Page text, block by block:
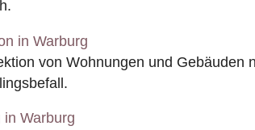
in Warburg
von Wohnungen und Gebäuden
Warburg